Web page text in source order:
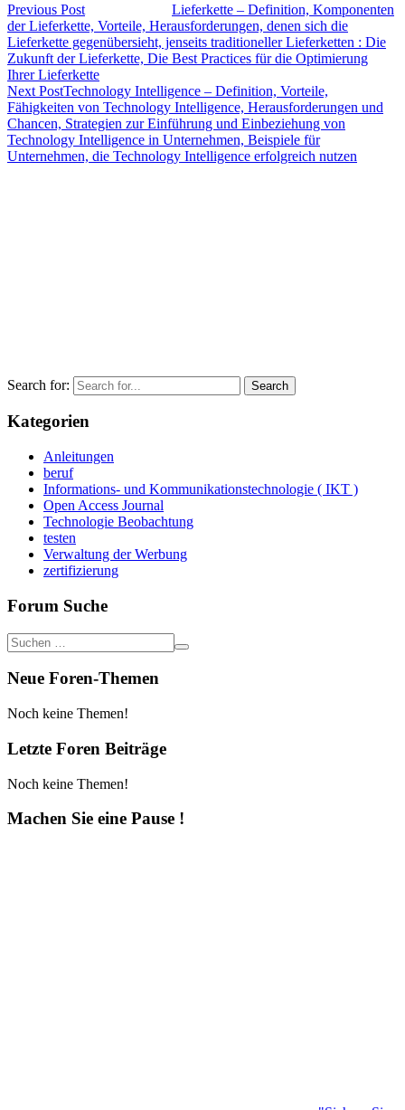
Previous Post
Lieferkette – Definition, Komponenten
der Lieferkette, Vorteile, Herausforderungen, denen sich die
Lieferkette gegenübersieht, jenseits traditioneller Lieferketten : Die
Zukunft der Lieferkette, Die Best Practices für die Optimierung
Ihrer Lieferkette
Next PostTechnology Intelligence – Definition, Vorteile,
Fähigkeiten von Technology Intelligence, Herausforderungen und
Chancen, Strategien zur Einführung und Einbeziehung von
Technology Intelligence in Unternehmen, Beispiele für
Unternehmen, die Technology Intelligence erfolgreich nutzen
Search for:
Kategorien
Anleitungen
beruf
Informations- und Kommunikationstechnologie ( IKT )
Open Access Journal
Technologie Beobachtung
testen
Verwaltung der Werbung
zertifizierung
Forum Suche
Neue Foren-Themen
Noch keine Themen!
Letzte Foren Beiträge
Noch keine Themen!
Machen Sie eine Pause !